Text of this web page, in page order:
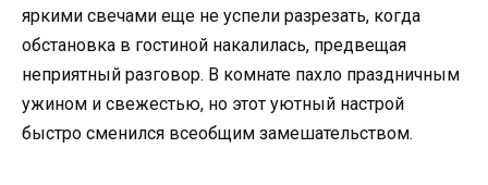
яркими свечами еще не успели разрезать, когда
обстановка в гостиной накалилась, предвещая
неприятный разговор. В комнате пахло праздничным
ужином и свежестью, но этот уютный настрой
быстро сменился всеобщим замешательством.